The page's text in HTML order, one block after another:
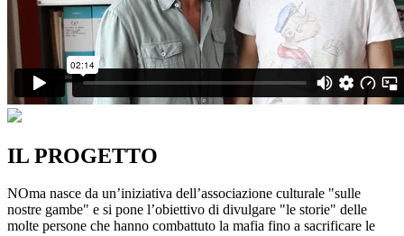
IL PROGETTO
NOma nasce da un’iniziativa dell’associazione culturale "sulle
nostre gambe" e si pone l’obiettivo di divulgare "le storie" delle
molte persone che hanno combattuto la mafia fino a sacrificare le